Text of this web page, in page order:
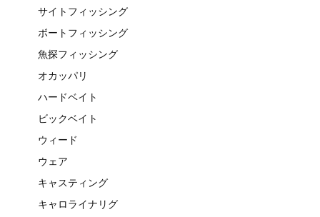
サイトフィッシング
ボートフィッシング
魚探フィッシング
オカッパリ
ハードベイト
ビックベイト
ウィード
ウェア
キャスティング
キャロライナリグ